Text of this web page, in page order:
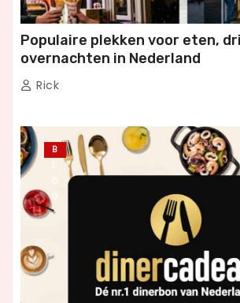
Populaire plekken voor eten,
overnachten in Nederland
Rick
B
L
O
G